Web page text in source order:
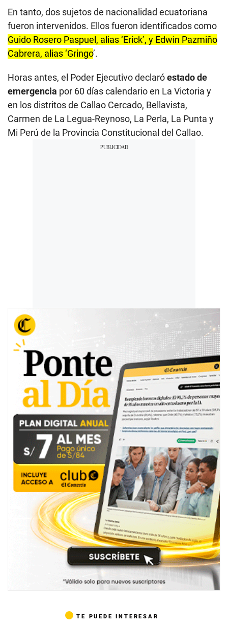
En tanto, dos sujetos de nacionalidad ecuatoriana
fueron intervenidos. Ellos fueron identificados como
Guido Rosero Paspuel, alias ‘Erick’, y Edwin Pazmiño
Cabrera, alias ‘Gringo’.
Horas antes, el Poder Ejecutivo declaróestado de
emergencia por 60 días calendario en La Victoria y
en los distritos de Callao Cercado, Bellavista,
Carmen de La Legua-Reynoso, La Perla, La Punta y
Mi Perú de la Provincia Constitucional del Callao.
TE PUEDE INTERESAR